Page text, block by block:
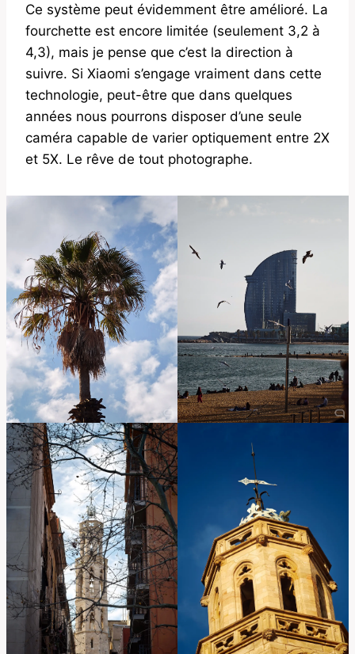
Ce système peut évidemment être amélioré. La
fourchette est encore limitée (seulement 3,2 à
4,3), mais je pense que c’est la direction à
suivre. Si Xiaomi s’engage vraiment dans cette
technologie, peut-être que dans quelques
années nous pourrons disposer d’une seule
caméra capable de varier optiquement entre 2X
et 5X. Le rêve de tout photographe.